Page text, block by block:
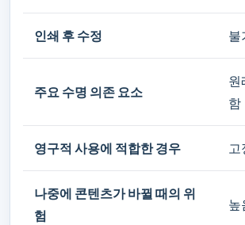
인쇄 후 수정 불
주요 수명 의존 요소
원
함
영구적 사용에 적합한 경우 고
나중에 콘텐츠가 바뀔 때의 위
험
높